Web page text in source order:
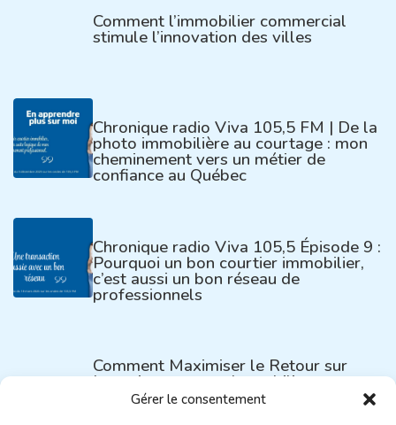
Gérer le consentement
Comment l’immobilier commercial
stimule l’innovation des villes
Chronique radio Viva 105,5 FM | De la
photo immobilière au courtage : mon
cheminement vers un métier de
confiance au Québec
Chronique radio Viva 105,5 Épisode 9 :
Pourquoi un bon courtier immobilier,
c’est aussi un bon réseau de
professionnels
Comment Maximiser le Retour sur
Investissement en Immobilier
Commercial